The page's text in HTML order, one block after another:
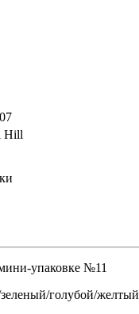
Hill
упаковке №11
голубой/желтый